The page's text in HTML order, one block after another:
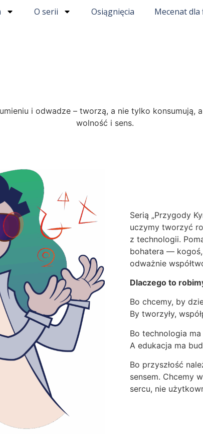
O serii Osiągnięcia Mecenat dla
i odwadze – tworzą, a nie tylko konsumują,
wolność i sens.
Serią „Przygody
uczymy tworzyć
z technologii.
bohatera — kogoś,
odważnie
Dlaczego to
Bo chcemy, by
By tworzyły,
Bo technologia
A edukacja ma
Bo przyszłość
sensem. Chcemy
sercu, nie